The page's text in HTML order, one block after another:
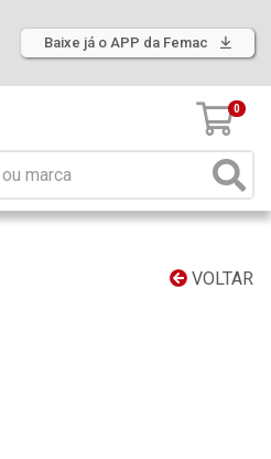
Baixe já o APP da Femac
0
VOLTAR